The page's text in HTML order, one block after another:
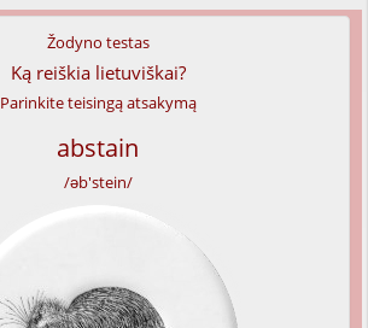
Žodyno testas
Ką reiškia lietuviškai?
Parinkite teisingą atsakymą
abstain
/əb'stein/